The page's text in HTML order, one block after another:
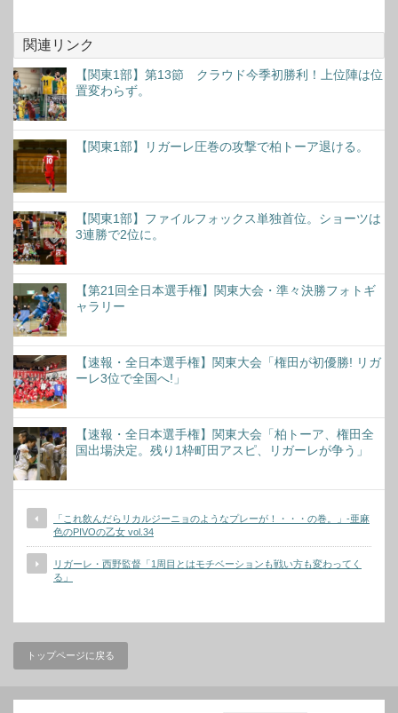
関連リンク
【関東1部】第13節 クラウド今季初勝利！上位陣は位
置変わらず。
【関東1部】リガーレ圧巻の攻撃で柏トーア退ける。
【関東1部】ファイルフォックス単独首位。ショーツは
3連勝で2位に。
【第21回全日本選手権】関東大会・準々決勝フォトギ
ャラリー
【速報・全日本選手権】関東大会「権田が初優勝! リガ
ーレ3位で全国へ!」
【速報・全日本選手権】関東大会「柏トーア、権田全
国出場決定。残り1枠町田アスピ、リガーレが争う」
「これ飲んだらリカルジーニョのようなプレーが！・・・の巻。」-亜麻
色のPIVOの乙女 vol.34
リガーレ・西野監督「1周目とはモチベーションも戦い方も変わってく
る」
トップページに戻る